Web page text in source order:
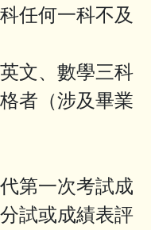
任何一科不及
文、數學三科
者（涉及畢業
第一次考試成
試或成績表評